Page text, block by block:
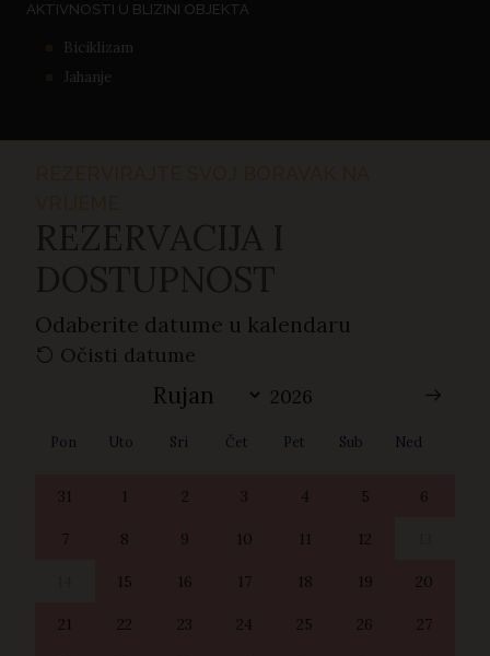
AKTIVNOSTI U BLIZINI OBJEKTA
Biciklizam
Jahanje
Odaberite datume u kalendaru
Očisti datume
Pon Uto Sri Čet Pet Sub Ned
31 1 2 3 4 5 6
7 8 9 10 11 12
15 16 17 18 19 20
21 22 23 24 25 26 27